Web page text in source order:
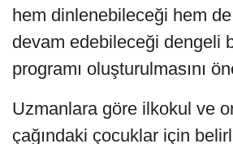
hem dinlenebileceği hem
devam edebileceği dengeli
programı oluşturulmasını
Uzmanlara göre ilkokul ve
çağındaki çocuklar için